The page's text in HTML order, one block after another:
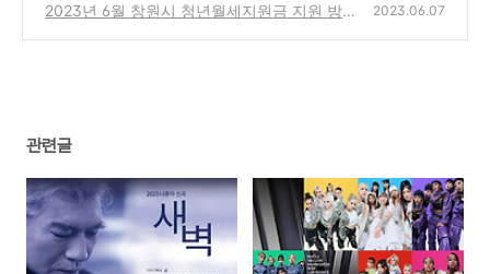
2023년 6월 창원시 청년월세지원금 지원 방법
2023.06.07
관련글